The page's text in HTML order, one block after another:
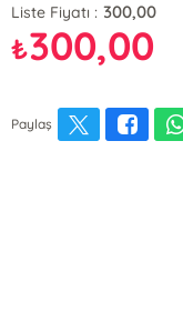
Liste Fiyatı : 300,00
₺300,00
Paylaş